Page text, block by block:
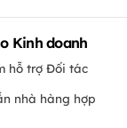
Kinh doanh
hỗ trợ Đối tác
nhà hàng hợp